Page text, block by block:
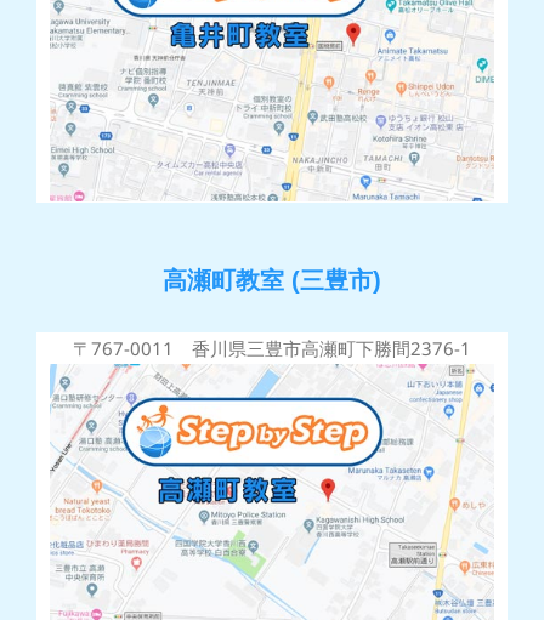
高瀬町教室 (三豊市)
〒767-0011 香川県三豊市高瀬町下勝間2376-1